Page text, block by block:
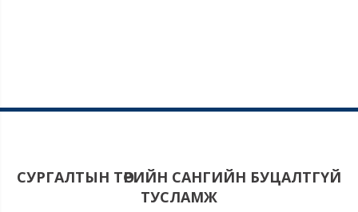
СУРГАЛТЫН ТӨРИЙН САНГИЙН БУЦАЛТГҮЙ
ТУСЛАМЖ